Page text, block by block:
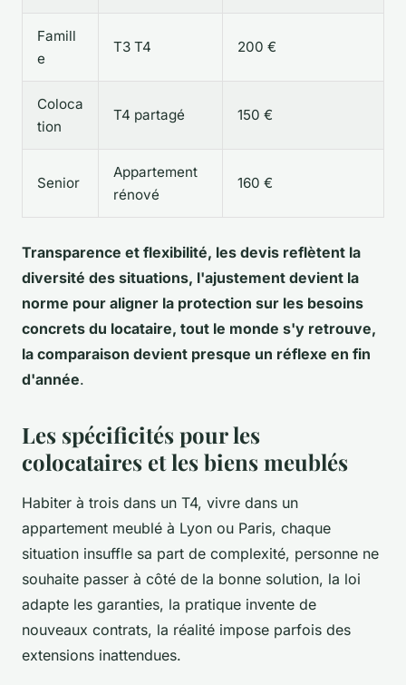
Famill
e
T3 T4 200 €
Coloca
tion
T4 partagé 150 €
Senior
Appartement
rénové
160 €
Transparence et flexibilité, les devis reflètent la
diversité des situations, l'ajustement devient la
norme pour aligner la protection sur les besoins
concrets du locataire, tout le monde s'y retrouve,
la comparaison devient presque un réflexe en fin
d'année.
Les spécificités pour les
colocataires et les biens meublés
Habiter à trois dans un T4, vivre dans un
appartement meublé à Lyon ou Paris, chaque
situation insuffle sa part de complexité, personne ne
souhaite passer à côté de la bonne solution, la loi
adapte les garanties, la pratique invente de
nouveaux contrats, la réalité impose parfois des
extensions inattendues.